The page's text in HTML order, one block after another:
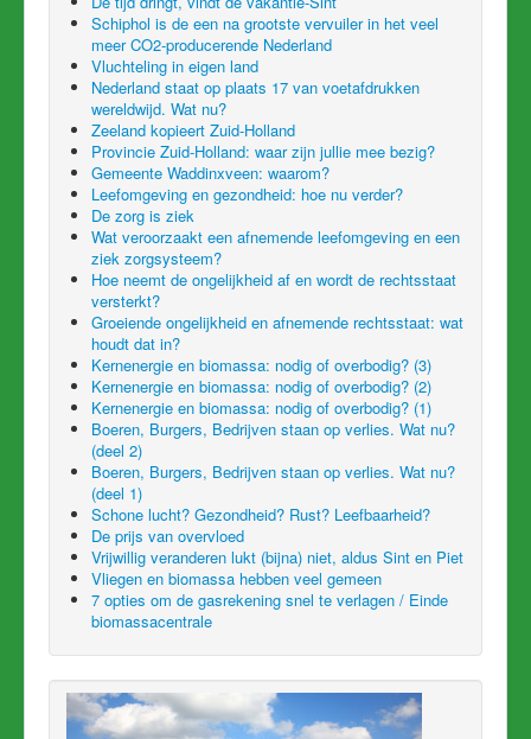
Schiphol is de een na grootste vervuiler in het veel
meer CO2-producerende Nederland
Vluchteling in eigen land
Nederland staat op plaats 17 van voetafdrukken
wereldwijd. Wat nu?
Zeeland kopieert Zuid-Holland
Provincie Zuid-Holland: waar zijn jullie mee bezig?
Gemeente Waddinxveen: waarom?
Leefomgeving en gezondheid: hoe nu verder?
De zorg is ziek
Wat veroorzaakt een afnemende leefomgeving en een
ziek zorgsysteem?
Hoe neemt de ongelijkheid af en wordt de rechtsstaat
versterkt?
Groeiende ongelijkheid en afnemende rechtsstaat: wat
houdt dat in?
Kernenergie en biomassa: nodig of overbodig? (3)
Kernenergie en biomassa: nodig of overbodig? (2)
Kernenergie en biomassa: nodig of overbodig? (1)
Boeren, Burgers, Bedrijven staan op verlies. Wat nu?
(deel 2)
Boeren, Burgers, Bedrijven staan op verlies. Wat nu?
(deel 1)
Schone lucht? Gezondheid? Rust? Leefbaarheid?
De prijs van overvloed
Vrijwillig veranderen lukt (bijna) niet, aldus Sint en Piet
Vliegen en biomassa hebben veel gemeen
7 opties om de gasrekening snel te verlagen / Einde
biomassacentrale